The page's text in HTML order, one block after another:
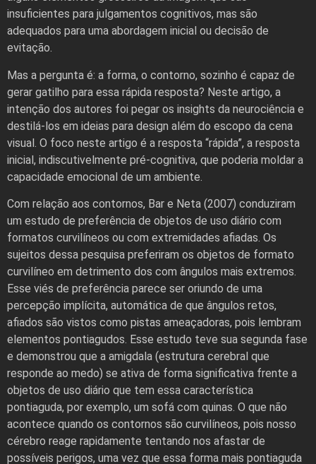
insuficientes para julgamentos cognitivos, mas são
adequados para uma abordagem inicial ou decisão de
evitação.
Mas a pergunta é: a forma, o contorno, sozinho é capaz de
gerar gatilho para essa rápida resposta? Neste artigo, a
intenção dos autores foi pegar os insights da neurociência e
destilá-los em ideias para design além do escopo da cena
visual. O foco neste artigo é a resposta “rápida”, a resposta
inicial, indiscutivelmente pré-cognitiva, que poderia moldar a
capacidade emocional de um ambiente.
Com relação aos contornos, Bar e Neta (2007) conduziram
um estudo de preferência de objetos de uso diário com
formatos curvilíneos ou com extremidades afiadas. Os
sujeitos dessa pesquisa preferiram os objetos de formato
curvilíneo em detrimento dos com ângulos mais extremos.
Esse viés de preferência parece ser oriundo de uma
percepção implícita, automática de que ângulos retos,
afiados são vistos como pistas ameaçadoras, pois lembram
elementos pontiagudos. Esse estudo teve sua segunda fase
e demonstrou que a amigdala (estrutura cerebral que
responde ao medo) se ativa de forma significativa frente a
objetos de uso diário que tem essa característica
pontiaguda, por exemplo, um sofá com quinas. O que não
acontece quando os contornos são curvilíneos, pois nosso
cérebro reage rapidamente tentando nos afastar de
possíveis perigos, uma vez que essa forma mais pontiaguda